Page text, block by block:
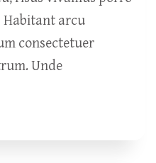
Habitant arcu
consectetuer
Unde